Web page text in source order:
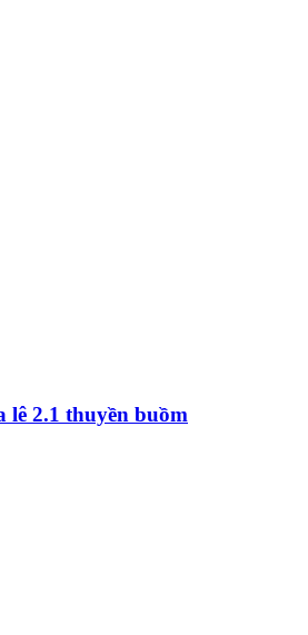
lê 2.1 thuyền buồm